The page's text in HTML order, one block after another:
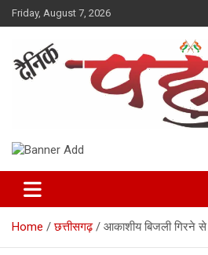
Skip
to
Friday, August 7, 2026
Dainik Pahuna
Home छत्तीसगढ़ आकाशीय बिजली गिरने